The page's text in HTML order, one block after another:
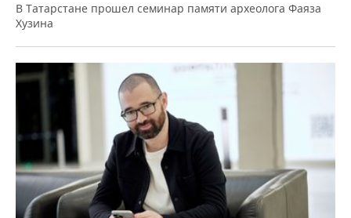
В Татарстане прошел семинар памяти археолога Фаяза
Хузина